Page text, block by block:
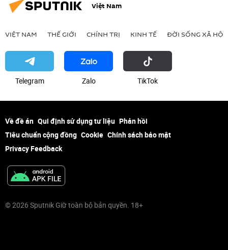
Việt Nam
VIỆT NAM THẾ GIỚI CHÍNH TRỊ KINH TẾ ĐỜI SỐNG XÃ HỘI
Telegram Zalo ТikТоk
Về đề án Qui định sử dụng tư liệu Phản hồi
Tiêu chuẩn cộng đồng Cookie Chính sách bảo mật
Privacy Feedback
© 2026 Sputnik Giữ toàn bộ bản quyền. 18+